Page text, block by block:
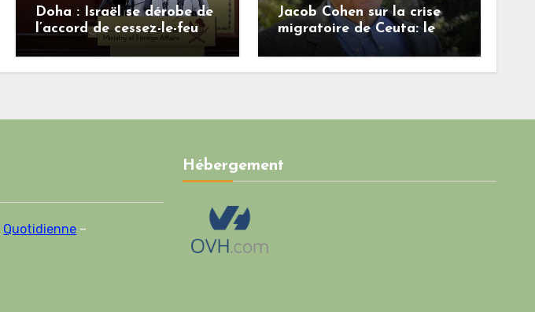
Doha : Israël se dérobe de
l’accord de cessez-le-feu
alors que le Hamas honore
ses engagements
Jacob Cohen sur la crise
migratoire de Ceuta: le
régime marocain a perdu
une bonne part de sa
Quotidienne –
Hébergement